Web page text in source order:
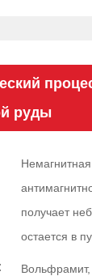
руды
получает
остается в
Вольфрамит,